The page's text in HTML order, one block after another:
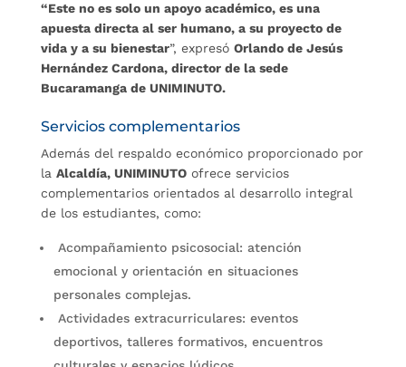
“Este no es solo un apoyo académico, es una
apuesta directa al ser humano, a su proyecto de
vida y a su bienestar”, expresó Orlando de Jesús
Hernández Cardona, director de la sede
Bucaramanga de UNIMINUTO.
Servicios complementarios
Además del respaldo económico proporcionado por
la Alcaldía, UNIMINUTOofrece servicios
complementarios orientados al desarrollo integral
de los estudiantes, como:
Acompañamiento psicosocial: atención
emocional y orientación en situaciones
personales complejas.
Actividades extracurriculares: eventos
deportivos, talleres formativos, encuentros